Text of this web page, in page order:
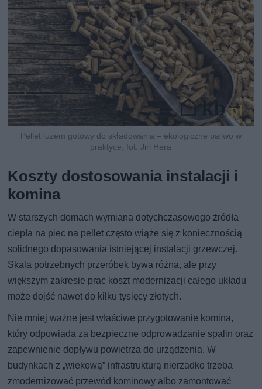
Pellet luzem gotowy do składowania – ekologiczne paliwo w
praktyce, fot. Jiri Hera
Koszty dostosowania instalacji i
komina
W starszych domach wymiana dotychczasowego źródła
ciepła na piec na pellet często wiąże się z koniecznością
solidnego dopasowania istniejącej instalacji grzewczej.
Skala potrzebnych przeróbek bywa różna, ale przy
większym zakresie prac koszt modernizacji całego układu
może dojść nawet do kilku tysięcy złotych.
Nie mniej ważne jest właściwe przygotowanie komina,
który odpowiada za bezpieczne odprowadzanie spalin oraz
zapewnienie dopływu powietrza do urządzenia. W
budynkach z „wiekową” infrastrukturą nierzadko trzeba
zmodernizować przewód kominowy albo zamontować